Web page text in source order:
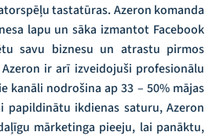
tastatūras. Azeron komanda
lapu un sāka izmantot Facebook
savu biznesu un atrastu pirmos
ir arī izveidojuši profesionālu
kanāli nodrošina ap 33 – 50% mājas
papildinātu ikdienas saturu, Azeron
mārketinga pieeju, lai panāktu,